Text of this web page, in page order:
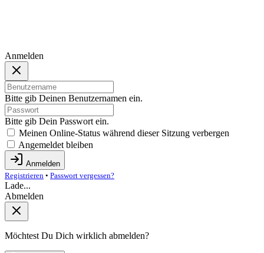
Anmelden
Bitte gib Deinen Benutzernamen ein.
Bitte gib Dein Passwort ein.
Meinen Online-Status während dieser Sitzung verbergen
Angemeldet bleiben
Anmelden
Registrieren • Passwort vergessen?
Lade...
Abmelden
Möchtest Du Dich wirklich abmelden?